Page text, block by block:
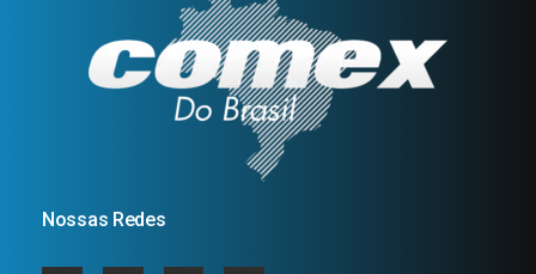
Nossas Redes